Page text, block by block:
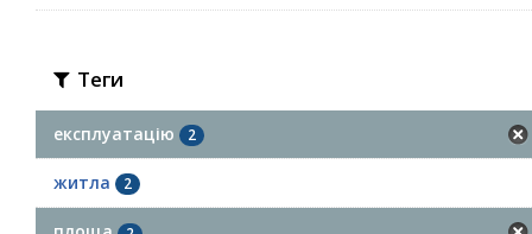
Теги
експлуатацію 2
житла 2